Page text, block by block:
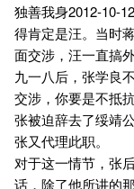
独善我身2012-10-
得肯定是汪。当时
面交涉，汪一直搞
九一八后，张学良
交涉，你要是不抵
张被迫辞去了绥靖
张又代理此职。
对于这一情节，张
话，除了他所讲的